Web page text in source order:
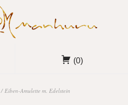
(0)
/ Eiben-Amulette m. Edelstein